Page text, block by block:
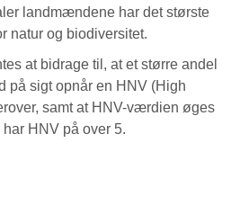
landmændene har det største
natur og biodiversitet.
at bidrage til, at et større andel
på sigt opnår en HNV (High
samt at HNV-værdien øges
HNV på over 5.